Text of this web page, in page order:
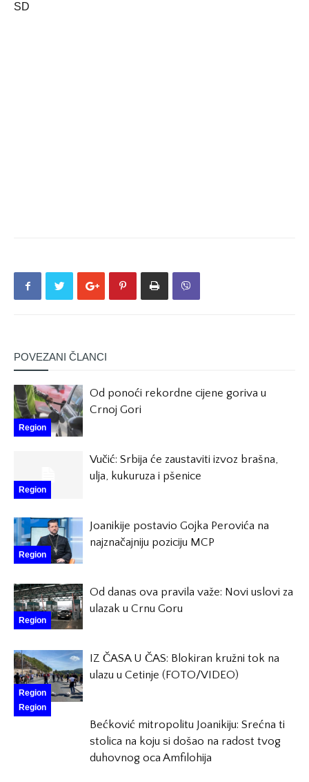
SD
POVEZANI ČLANCI
Region
Od ponoći rekordne cijene goriva u
Crnoj Gori
Region
Vučić: Srbija će zaustaviti izvoz brašna,
ulja, kukuruza i pšenice
Region
Joanikije postavio Gojka Perovića na
najznačajniju poziciju MCP
Region
Od danas ova pravila važe: Novi uslovi za
ulazak u Crnu Goru
Region
IZ ČASA U ČAS: Blokiran kružni tok na
ulazu u Cetinje (FOTO/VIDEO)
Region
Bećković mitropolitu Joanikiju: Srećna ti
stolica na koju si došao na radost tvog
duhovnog oca Amfilohija